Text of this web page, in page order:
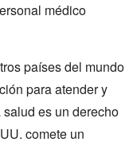
médico
países del mundo
para atender y
es un derecho
comete un